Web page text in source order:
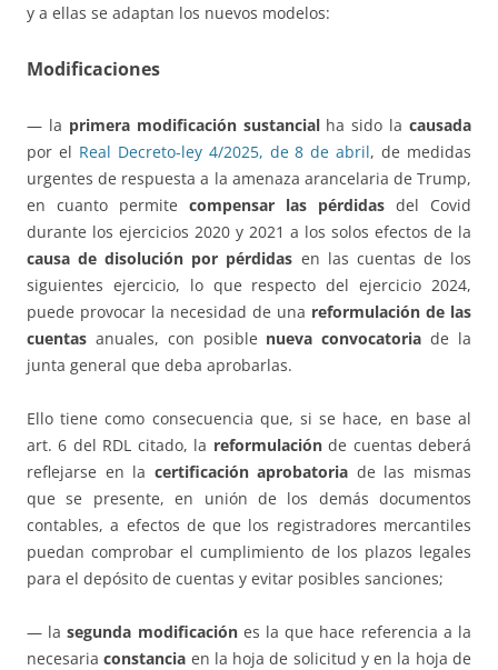
y a ellas se adaptan los nuevos modelos:
Modificaciones
— la primera modificación sustancialha sido la causada
por el Real Decreto-ley 4/2025, de 8 de abril, de medidas
urgentes de respuesta a la amenaza arancelaria de Trump,
en cuanto permite compensar las pérdidas del Covid
durante los ejercicios 2020 y 2021 a los solos efectos de la
causa de disolución por pérdidas en las cuentas de los
siguientes ejercicio, lo que respecto del ejercicio 2024,
puede provocar la necesidad de una reformulación de las
cuentas anuales, con posible nueva convocatoria de la
junta general que deba aprobarlas.
Ello tiene como consecuencia que, si se hace, en base al
art. 6 del RDL citado, la reformulaciónde cuentas deberá
reflejarse en la certificación aprobatoria de las mismas
que se presente, en unión de los demás documentos
contables, a efectos de que los registradores mercantiles
puedan comprobar el cumplimiento de los plazos legales
para el depósito de cuentas y evitar posibles sanciones;
— lasegunda modificaciónes la que hace referencia a la
necesariaconstancia en la hoja de solicitud y en la hoja de